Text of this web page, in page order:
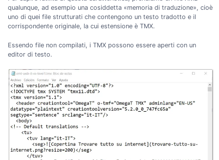
qualunque, ad esempio una cosiddetta «memoria di traduzione», cioè
uno di quei file strutturati che contengono un testo tradotto e il
corrispondente originale, la cui estensione è TMX.
Essendo file non compilati, i TMX possono essere aperti con un
editor di testo.